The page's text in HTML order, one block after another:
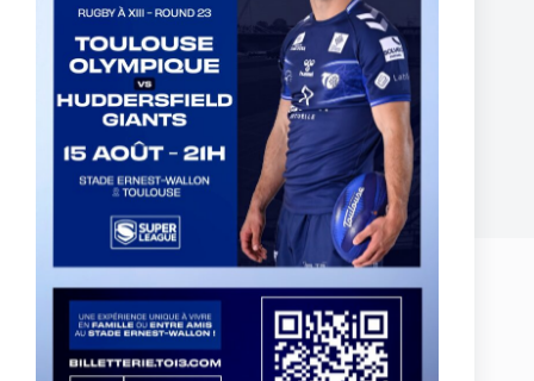
BILLETTERIE PARTENAIRE DEMI-FINALE
CHAMPIONSHIP 2024 – ABONNÉS INDIGO
2 octobre 2024
Laisser un commentaire
Votre adresse e-mail ne sera pas publiée.
Les champs obligatoires sont
indiqués avec*